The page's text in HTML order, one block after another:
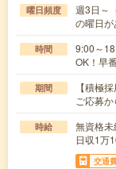
曜日頻度
週3日～
の曜日が
時間
9:00～
OK！早
期間
【積極
ご応募
時給
無資格
日収1万
交通